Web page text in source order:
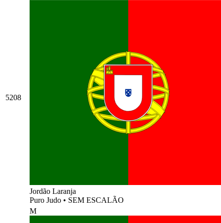
5208
Jordão Laranja
Puro Judo • SEM ESCALÃO
M